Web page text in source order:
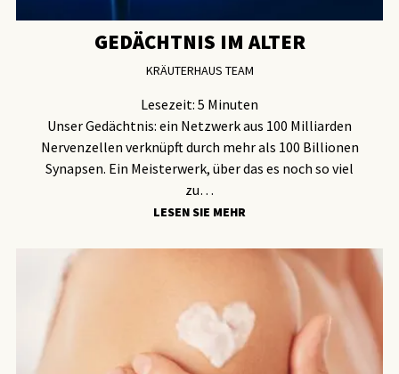
GEDÄCHTNIS IM ALTER
KRÄUTERHAUS TEAM
Lesezeit: 5 Minuten
Unser Gedächtnis: ein Netzwerk aus 100 Milliarden
Nervenzellen verknüpft durch mehr als 100 Billionen
Synapsen. Ein Meisterwerk, über das es noch so viel
zu…
LESEN SIE MEHR